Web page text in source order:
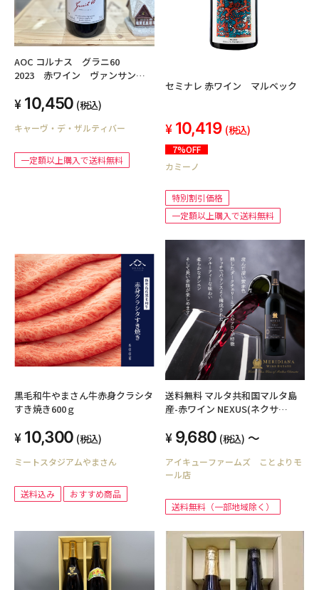
AOC コルナス グラニ60
2023 赤ワイン ヴァンサン・
10,450 (税込)
キャーヴ・デ・ザルティバー
一定額以上購入で送料無料
セミナレ 赤ワイン マルベック
10,419 (税込)
7%OFF
カミーノ
特別割引価格
一定額以上購入で送料無料
黒毛和牛やまさん牛赤身クラシタ
すき焼き600ｇ
10,300 (税込)
ミートスタジアムやまさん
送料込み おすすめ商品
送料無料 マルタ共和国マルタ島
産-赤ワイン NEXUS(ネクサ
アーナワインエステート・赤ワイ
ン メルロー 750ml 地中海ワ
イン
9,680 (税込) ～
アイキューファームズ ことよりモ
ール店
送料無料（一部地域除く）